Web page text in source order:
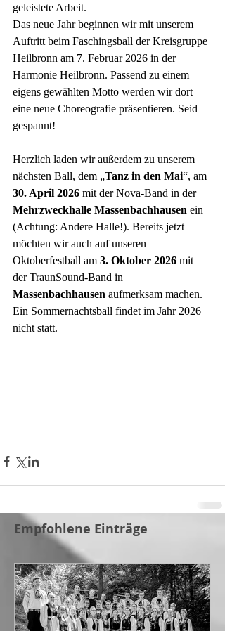
geleistete Arbeit.
Das neue Jahr beginnen wir mit unserem
Auftritt beim Faschingsball der Kreisgruppe
Heilbronn am 7. Februar 2026 in der
Harmonie Heilbronn. Passend zu einem
eigens gewählten Motto werden wir dort
eine neue Choreografie präsentieren. Seid
gespannt!
Herzlich laden wir außerdem zu unserem
nächsten Ball, dem „Tanz in den Mai“, am
30. April 2026 mit der Nova-Band in der
Mehrzweckhalle Massenbachhausen ein
(Achtung: Andere Halle!). Bereits jetzt
möchten wir auch auf unseren
Oktoberfestball am 3. Oktober 2026 mit
der TraunSound-Band in
Massenbachhausen aufmerksam machen.
Ein Sommernachtsball findet im Jahr 2026
nicht statt.
Empfohlene Einträge